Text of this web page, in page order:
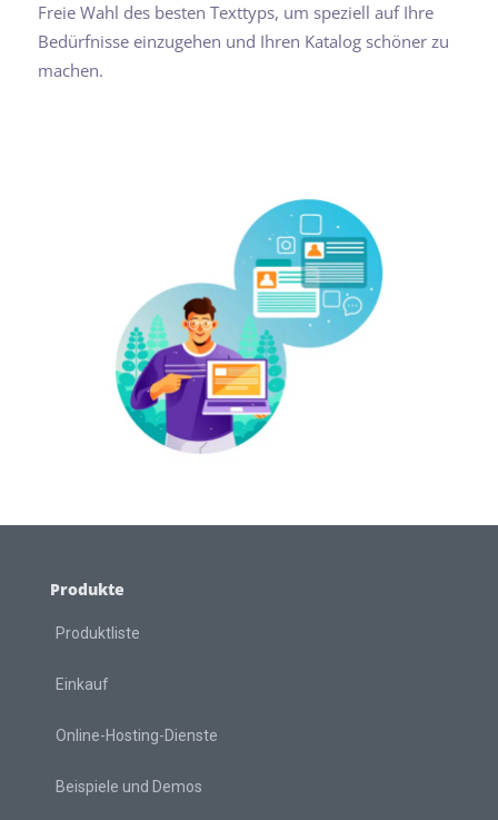
Freie Wahl des besten Texttyps, um speziell auf Ihre
Bedürfnisse einzugehen und Ihren Katalog schöner zu
machen.
Produkte
Produktliste
Einkauf
Online-Hosting-Dienste
Beispiele und Demos